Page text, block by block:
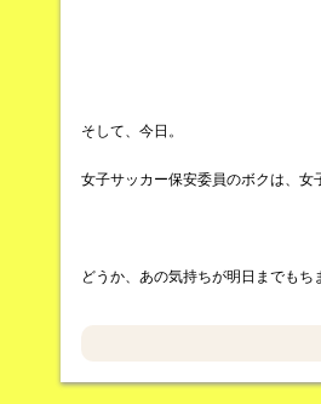
そして、今日。
女子サッカー保安委員のボクは、女
どうか、あの気持ちが明日までもち